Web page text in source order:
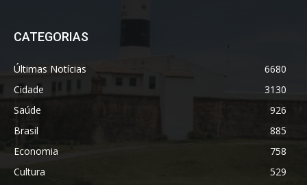
CATEGORIAS
Últimas Notícias
6680
Cidade
3130
Saúde
926
Brasil
885
Economia
758
Cultura
529